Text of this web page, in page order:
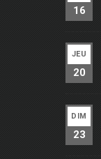
16
JEU
20
DIM
23